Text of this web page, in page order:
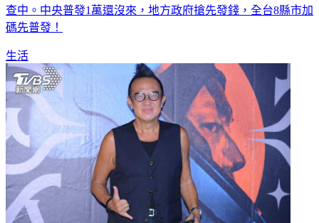
查中。中央普發1萬還沒來，地方政府搶先發錢，全台8縣市加
碼先普發！
生活